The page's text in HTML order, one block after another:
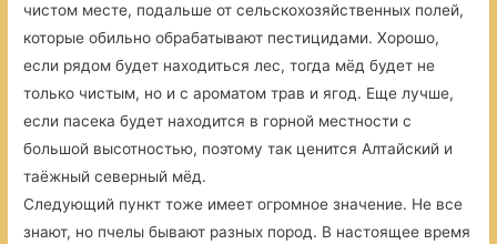
чистом месте, подальше от сельскохозяйственных полей,
которые обильно обрабатывают пестицидами. Хорошо,
если рядом будет находиться лес, тогда мёд будет не
только чистым, но и с ароматом трав и ягод. Еще лучше,
если пасека будет находится в горной местности с
большой высотностью, поэтому так ценится Алтайский и
таёжный северный мёд.
Следующий пункт тоже имеет огромное значение. Не все
знают, но пчелы бывают разных пород. В настоящее время